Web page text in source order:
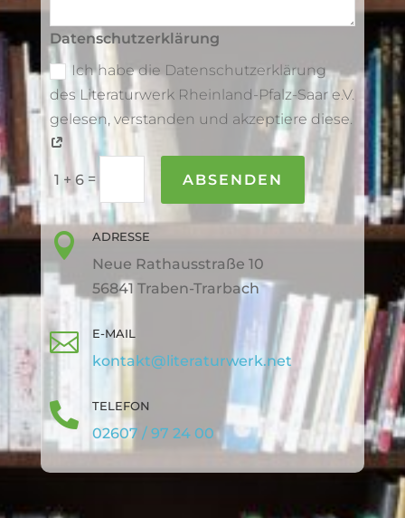
Datenschutzerklärung
Ich habe die Datenschutzerklärung
des Literaturwerk Rheinland-Pfalz-Saar e.V.
gelesen, verstanden und akzeptiere diese.
1 + 6= ABSENDEN
 ADRESSE
Neue Rathausstraße 10
56841 Traben-Trarbach
 E-MAIL
kontakt@literaturwerk.net
 TELEFON
02607 / 97 24 00